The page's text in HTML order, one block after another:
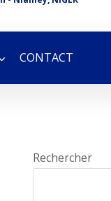
CONTACT
Rechercher